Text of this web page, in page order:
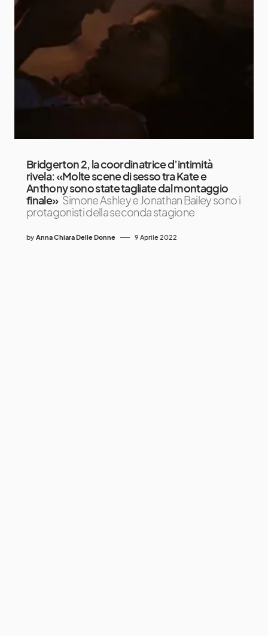
Bridgerton 2, la coordinatrice d’intimità
rivela: «Molte scene di sesso tra Kate e
Anthony sono state tagliate dal montaggio
finale» Simone Ashley e Jonathan Bailey sono i
protagonisti della seconda stagione
by Anna Chiara Delle Donne 9 Aprile 2022